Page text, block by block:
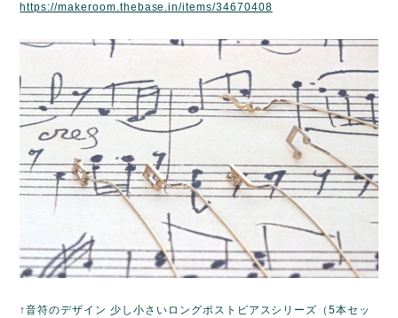
https://makeroom.thebase.in/items/34670408
↑音符のデザイン 少し小さいロングポストピアスシリーズ（5本セッ